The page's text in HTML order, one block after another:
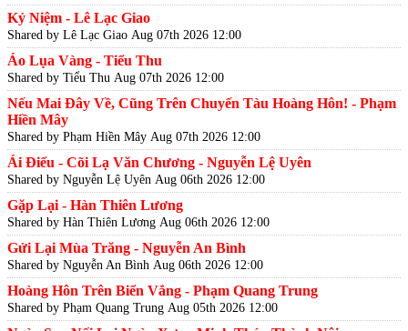
Kỷ Niệm - Lê Lạc Giao
Shared by Lê Lạc Giao Aug 07th 2026 12:00
Áo Lụa Vàng - Tiểu Thu
Shared by Tiểu Thu Aug 07th 2026 12:00
Nếu Mai Đây Về, Cũng Trên Chuyến Tàu Hoàng Hôn! - Phạm
Hiền Mây
Shared by Phạm Hiền Mây Aug 07th 2026 12:00
Ái Điểu - Cõi Lạ Văn Chương - Nguyễn Lệ Uyên
Shared by Nguyễn Lệ Uyên Aug 06th 2026 12:00
Gặp Lại - Hàn Thiên Lương
Shared by Hàn Thiên Lương Aug 06th 2026 12:00
Gửi Lại Mùa Trăng - Nguyễn An Bình
Shared by Nguyễn An Bình Aug 06th 2026 12:00
Hoàng Hôn Trên Biển Vắng - Phạm Quang Trung
Shared by Phạm Quang Trung Aug 05th 2026 12:00